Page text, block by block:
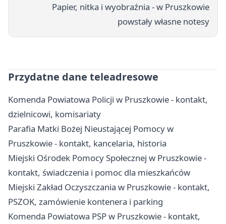
Papier, nitka i wyobraźnia - w Pruszkowie
powstały własne notesy
Przydatne dane teleadresowe
Komenda Powiatowa Policji w Pruszkowie - kontakt,
dzielnicowi, komisariaty
Parafia Matki Bożej Nieustającej Pomocy w
Pruszkowie - kontakt, kancelaria, historia
Miejski Ośrodek Pomocy Społecznej w Pruszkowie -
kontakt, świadczenia i pomoc dla mieszkańców
Miejski Zakład Oczyszczania w Pruszkowie - kontakt,
PSZOK, zamówienie kontenera i parking
Komenda Powiatowa PSP w Pruszkowie - kontakt,